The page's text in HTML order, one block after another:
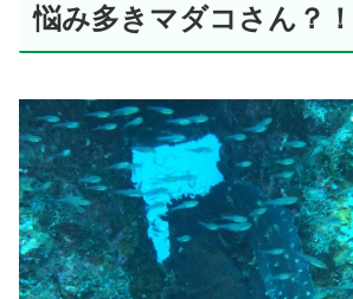
悩み多きマダコさん？